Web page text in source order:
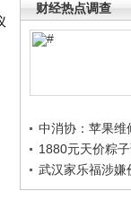
财经热点调查
中消协：苹果维
1880元天价粽
武汉家乐福涉嫌